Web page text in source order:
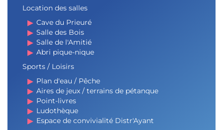
Location des salles
Cave du Prieuré
Salle des Bois
Salle de l'Amitié
Abri pique-nique
Sports / Loisirs
Plan d'eau / Pêche
Aires de jeux / terrains de pétanque
Point-livres
Ludothèque
Espace de convivialité Distr'Ayant